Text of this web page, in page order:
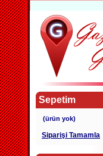
Sepetim
Siparişi Tamamla